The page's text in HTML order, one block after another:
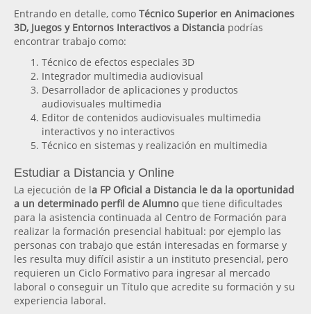
Entrando en detalle, como Técnico Superior en Animaciones
3D, Juegos y Entornos Interactivos a Distancia podrías
encontrar trabajo como:
Técnico de efectos especiales 3D
Integrador multimedia audiovisual
Desarrollador de aplicaciones y productos
audiovisuales multimedia
Editor de contenidos audiovisuales multimedia
interactivos y no interactivos
Técnico en sistemas y realización en multimedia
Estudiar a Distancia y Online
La ejecución de la FP Oficial a Distancia le da la oportunidad
a un determinado perfil de Alumnoque tiene dificultades
para la asistencia continuada al Centro de Formación para
realizar la formación presencial habitual: por ejemplo las
personas con trabajo que están interesadas en formarse y
les resulta muy difícil asistir a un instituto presencial, pero
requieren un Ciclo Formativo para ingresar al mercado
laboral o conseguir un Título que acredite su formación y su
experiencia laboral.